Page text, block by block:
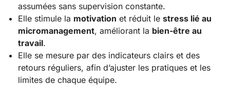
assumées sans supervision constante.
Elle stimule la motivation et réduit lestress lié au
micromanagement, améliorant la bien-être au
travail.
Elle se mesure par des indicateurs clairs et des
retours réguliers, afin d’ajuster les pratiques et les
limites de chaque équipe.